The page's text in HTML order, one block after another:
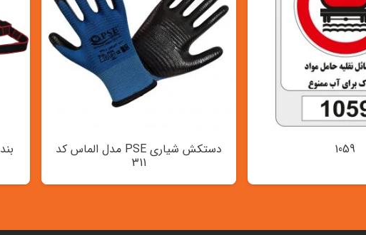
1059 دستکش شیاری PSE مدل الماس کد
311